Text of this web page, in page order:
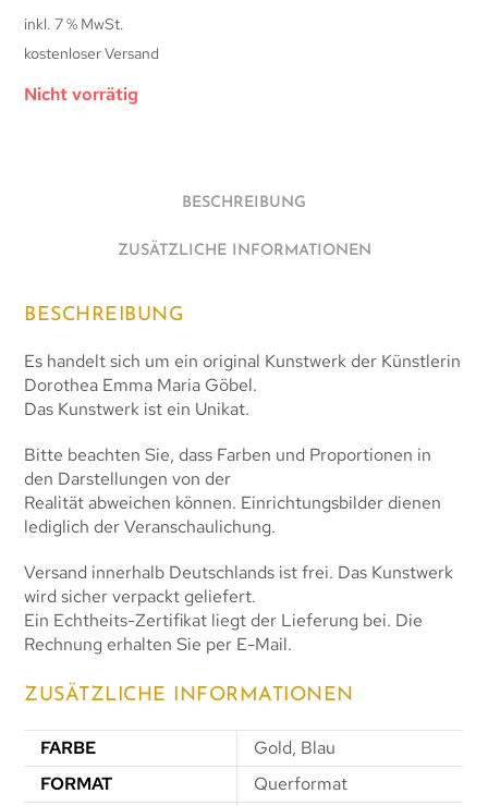
inkl. 7 % MwSt.
kostenloser Versand
Nicht vorrätig
BESCHREIBUNG
ZUSÄTZLICHE INFORMATIONEN
BESCHREIBUNG
Es handelt sich um ein original Kunstwerk der Künstlerin
Dorothea Emma Maria Göbel.
Das Kunstwerk ist ein Unikat.
Bitte beachten Sie, dass Farben und Proportionen in
den Darstellungen von der
Realität abweichen können. Einrichtungsbilder dienen
lediglich der Veranschaulichung.
Versand innerhalb Deutschlands ist frei. Das Kunstwerk
wird sicher verpackt geliefert.
Ein Echtheits-Zertifikat liegt der Lieferung bei. Die
Rechnung erhalten Sie per E-Mail.
ZUSÄTZLICHE INFORMATIONEN
FARBE
Gold, Blau
FORMAT
Querformat